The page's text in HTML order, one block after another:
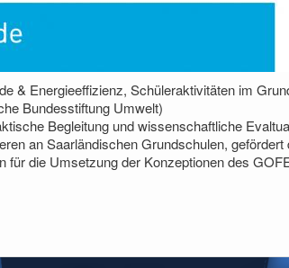
& Energieeffizienz, Schüleraktivitäten im
Bundesstiftung Umwelt)
Begleitung und wissenschaftliche
an Saarländischen Grundschulen,
für die Umsetzung der Konzeptionen des